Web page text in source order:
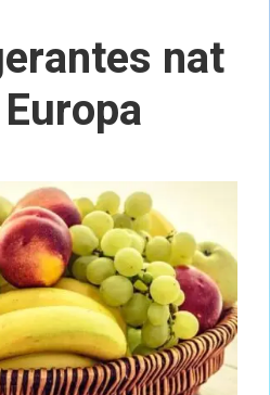
nat